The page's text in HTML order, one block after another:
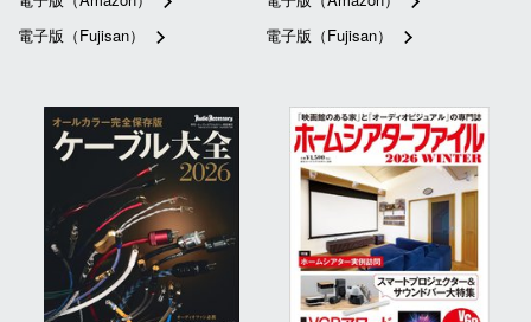
電子版（Fujisan）
電子版（Fujisan）